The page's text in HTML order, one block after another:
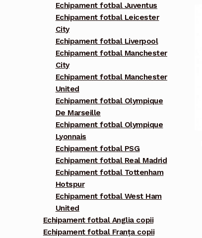
Echipament fotbal Juventus
Echipament fotbal Leicester
City
Echipament fotbal Liverpool
Echipament fotbal Manchester
City
Echipament fotbal Manchester
United
Echipament fotbal Olympique
De Marseille
Echipament fotbal Olympique
Lyonnais
Echipament fotbal PSG
Echipament fotbal Real Madrid
Echipament fotbal Tottenham
Hotspur
Echipament fotbal West Ham
United
Echipament fotbal Anglia copii
Echipament fotbal Franța copii